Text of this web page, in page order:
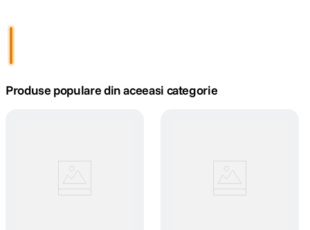
4. peak design
Produse populare din aceeasi categorie